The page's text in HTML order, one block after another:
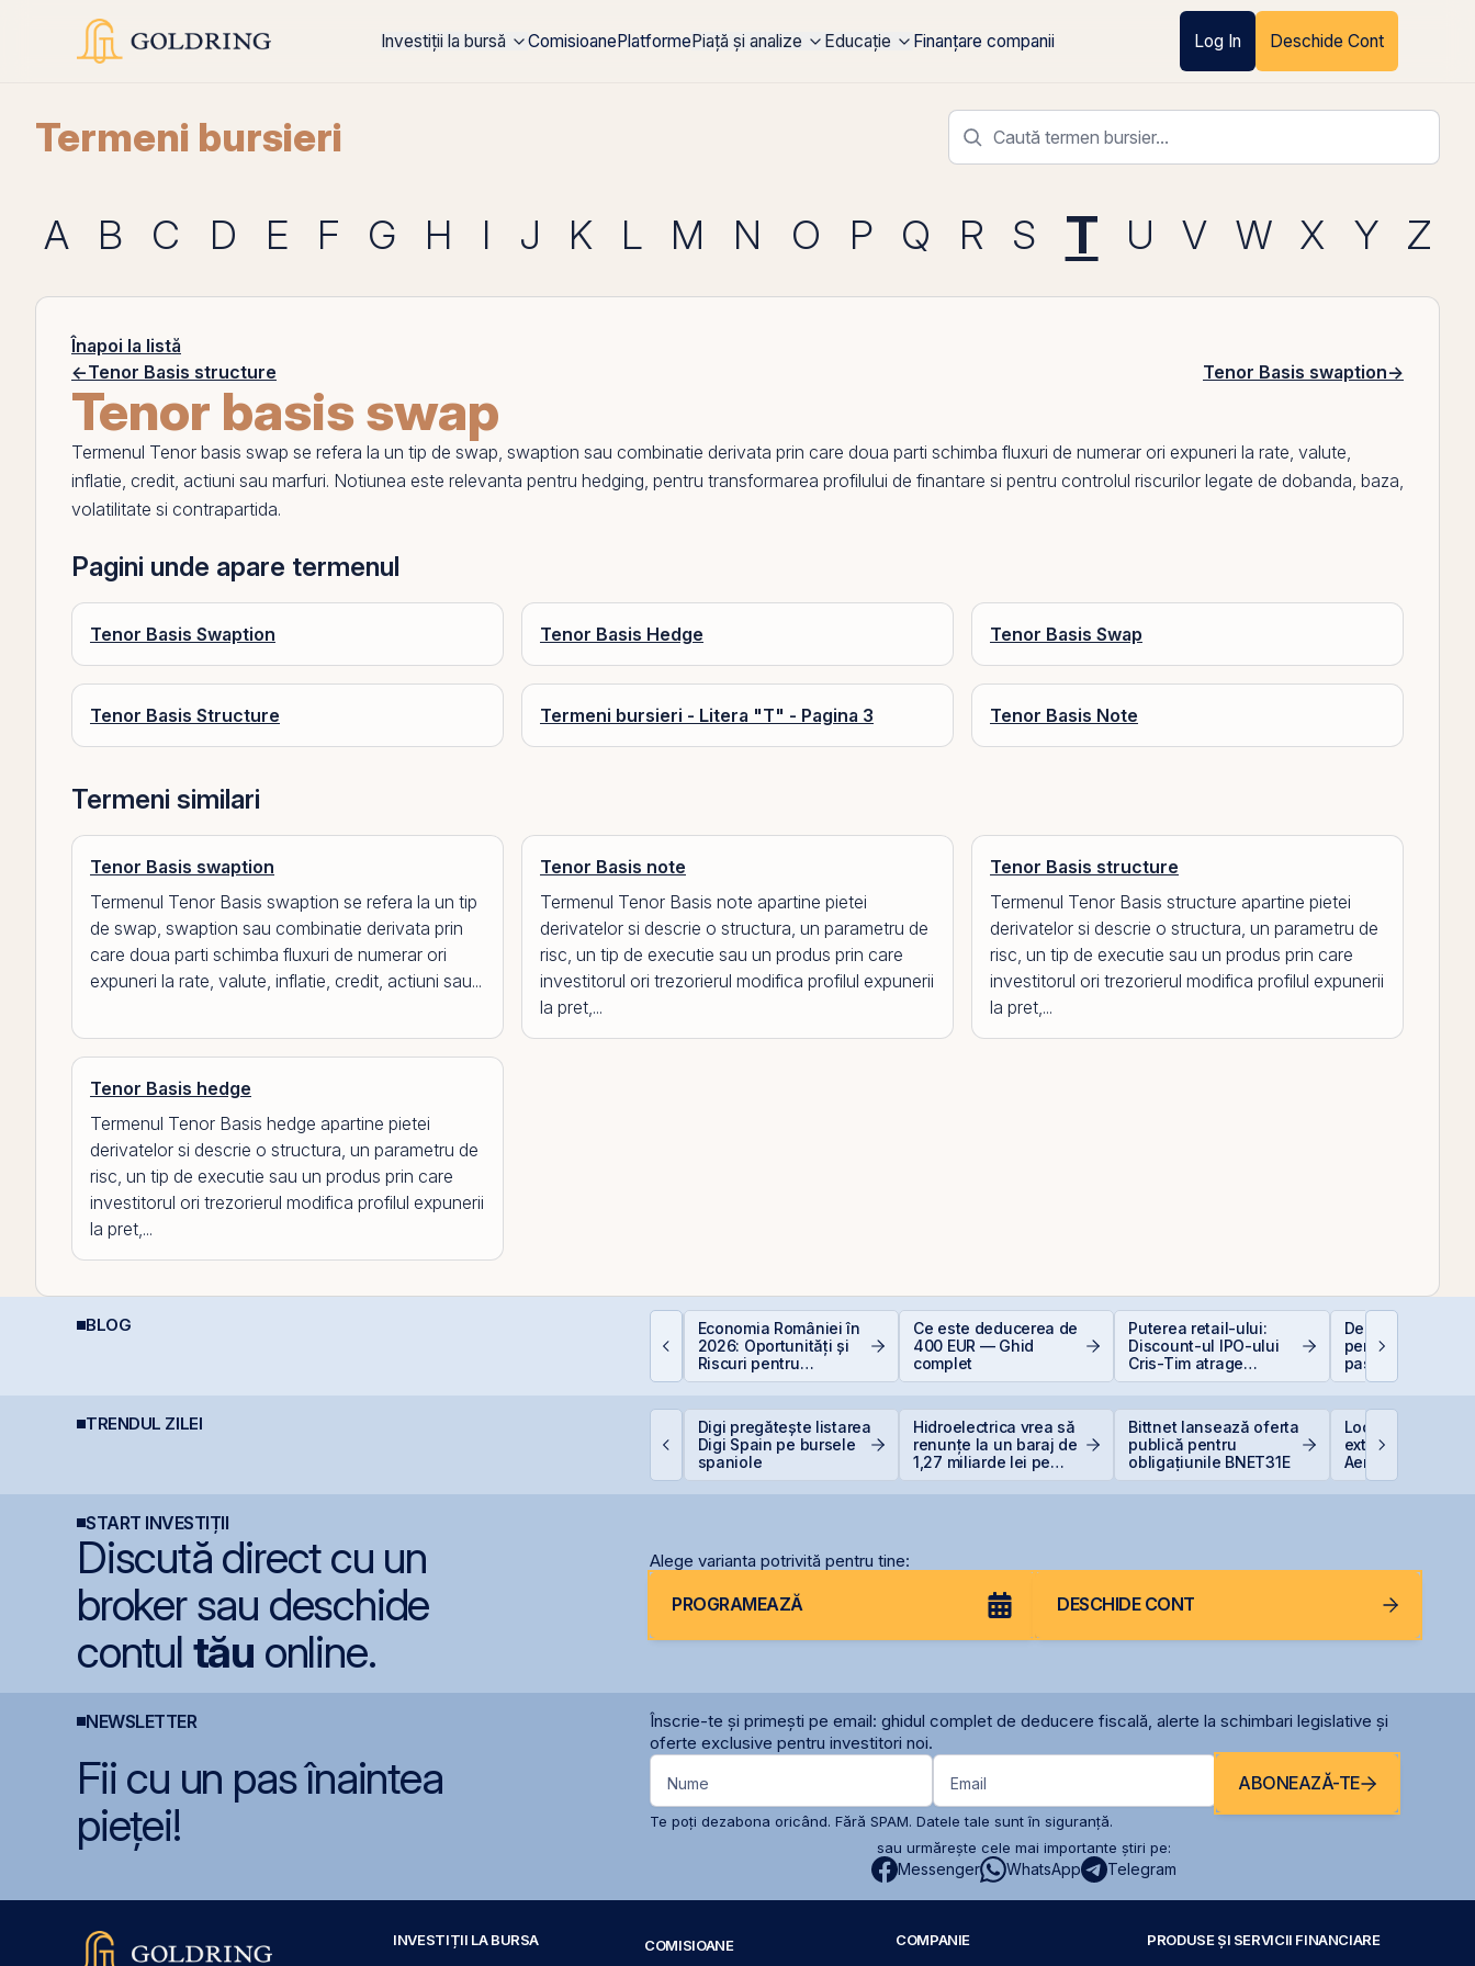
Investiții la bursă ComisioanePlatformePiață și analize Educație Finanțare companii Log In Deschide Cont
Termeni bursieri
A B C D E F G H I J K L M N O P Q R S T U V W X Y Z
Înapoi la listă
←Tenor Basis structure Tenor Basis swaption→
Tenor basis swap
Termenul Tenor basis swap se refera la un tip de swap, swaption sau combinatie derivata prin care doua parti schimba fluxuri de numerar ori expuneri la rate, valute,
inflatie, credit, actiuni sau marfuri. Notiunea este relevanta pentru hedging, pentru transformarea profilului de finantare si pentru controlul riscurilor legate de dobanda, baza,
volatilitate si contrapartida.
Pagini unde apare termenul
Tenor Basis Swaption Tenor Basis Hedge Tenor Basis Swap
Tenor Basis Structure Termeni bursieri - Litera "T" - Pagina 3 Tenor Basis Note
Termeni similari
Tenor Basis swaption
Termenul Tenor Basis swaption se refera la un tip
de swap, swaption sau combinatie derivata prin
care doua parti schimba fluxuri de numerar ori
expuneri la rate, valute, inflatie, credit, actiuni sau...
Tenor Basis note
Termenul Tenor Basis note apartine pietei
derivatelor si descrie o structura, un parametru de
risc, un tip de executie sau un produs prin care
investitorul ori trezorierul modifica profilul expunerii
la pret,...
Tenor Basis structure
Termenul Tenor Basis structure apartine pietei
derivatelor si descrie o structura, un parametru de
risc, un tip de executie sau un produs prin care
investitorul ori trezorierul modifica profilul expunerii
la pret,...
Tenor Basis hedge
Termenul Tenor Basis hedge apartine pietei
derivatelor si descrie o structura, un parametru de
risc, un tip de executie sau un produs prin care
investitorul ori trezorierul modifica profilul expunerii
la pret,...
BLOG
Dincolo de Nvidia:
Economia României în
2026: Oportunități și
Riscuri pentru
Investitori
Ce este deducerea de
400 EUR — Ghid
complet
Puterea retail-ului:
Discount-ul IPO-ului
Cris-Tim atrage
subscrieri de peste 2
a companiei
Deducere 400
pentru PFA - pas
pas
TRENDUL ZILEI
Simtel Team cedează
Digi pregătește listarea
Digi Spain pe bursele
spaniole
Hidroelectrica vrea să
renunțe la un baraj de
1,27 miliarde lei pe
Bittnet lansează oferta
publică pentru
obligațiunile BNET31E
Lockheed Martin
extinde
Aerostar și
pentru
START INVESTIȚII
Discută direct cu un
broker sau deschide
contul tău online.
Alege varianta potrivită pentru tine:
PROGRAMEAZĂ DESCHIDE CONT
NEWSLETTER
Înscrie-te și primești pe email: ghidul complet de deducere fiscală, alerte la schimbari legislative și
oferte exclusive pentru investitori noi.
Fii cu un pas înaintea
pieței!
Nume Email ABONEAZĂ-TE
Te poți dezabona oricând. Fără SPAM. Datele tale sunt în siguranță.
sau urmărește cele mai importante știri pe:
Messenger WhatsApp Telegram
INVESTIȚII LA BURSA
COMISIOANE
COMPANIE
PRODUSE ȘI SERVICII FINANCIARE